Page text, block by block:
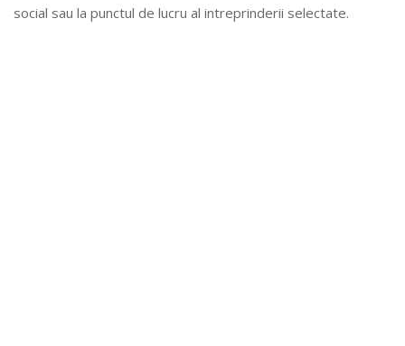
social sau la punctul de lucru al intreprinderii selectate.